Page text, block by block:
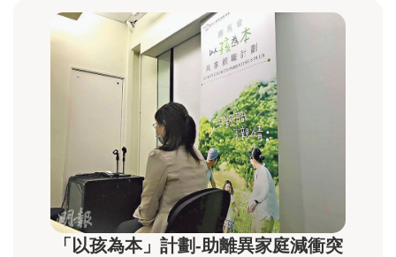
「以孩為本」計劃-助離異家庭減衝突